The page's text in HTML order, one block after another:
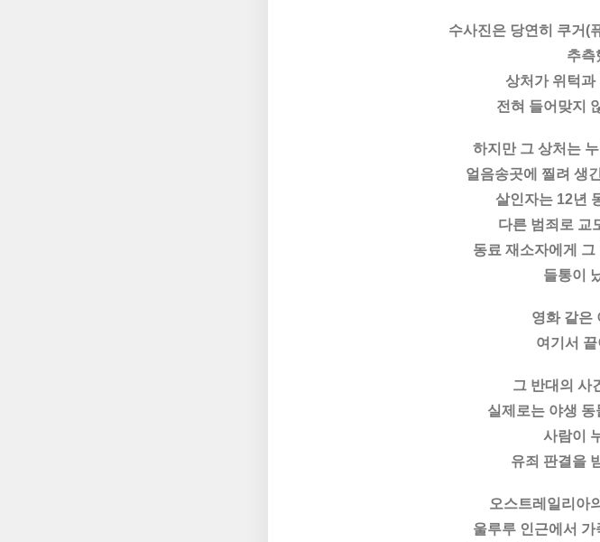
수사진은 당연히 쿠거(
추측
상처가 위턱과
전혀 들어맞지
하지만 그 상처는
얼음송곳에 찔려 생
살인자는 12년
다른 범죄로 교
동료 재소자에게 그
들통이
영화 같은
여기서
그 반대의 사
실제로는 야생
사람이
유죄 판결을
오스트레일리아
울루루 인근에서 가